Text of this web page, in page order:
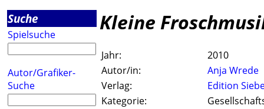
Suche
Spielsuche
Autor/Grafiker-
Suche
Kleine
Jahr:
2010
Autor/in:
Anja Wrede
Verlag:
Edition
Kategorie: